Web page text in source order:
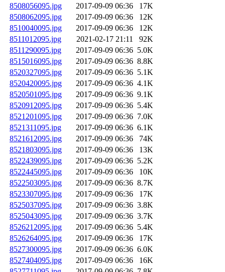
8508056095.jpg
2017-09-09 06:36
17K
8508062095.jpg
2017-09-09 06:36
12K
8510040095.jpg
2017-09-09 06:36
12K
8511012095.jpg
2021-02-17 21:11
92K
8511290095.jpg
2017-09-09 06:36 5.0K
8515016095.jpg
2017-09-09 06:36 8.8K
8520327095.jpg
2017-09-09 06:36 5.1K
8520420095.jpg
2017-09-09 06:36 4.1K
8520501095.jpg
2017-09-09 06:36 9.1K
8520912095.jpg
2017-09-09 06:36 5.4K
8521201095.jpg
2017-09-09 06:36 7.0K
8521311095.jpg
2017-09-09 06:36 6.1K
8521612095.jpg
2017-09-09 06:36
74K
8521803095.jpg
2017-09-09 06:36
13K
8522439095.jpg
2017-09-09 06:36 5.2K
8522445095.jpg
2017-09-09 06:36
10K
8522503095.jpg
2017-09-09 06:36 8.7K
8523307095.jpg
2017-09-09 06:36
17K
8525037095.jpg
2017-09-09 06:36 3.8K
8525043095.jpg
2017-09-09 06:36 3.7K
8526212095.jpg
2017-09-09 06:36 5.4K
8526264095.jpg
2017-09-09 06:36
17K
8527300095.jpg
2017-09-09 06:36 6.0K
8527404095.jpg
2017-09-09 06:36
16K